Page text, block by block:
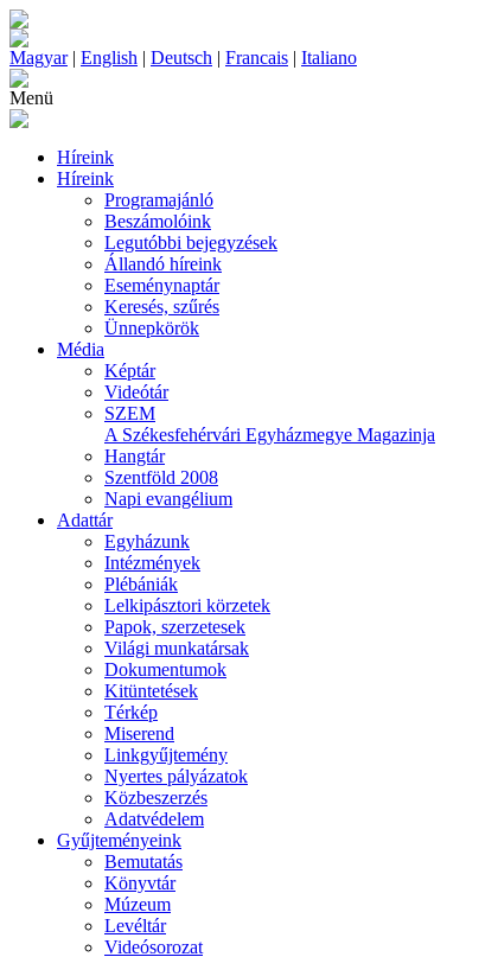
Magyar| English | Deutsch | Francais | Italiano
Menü
Híreink
Híreink
Programajánló
Beszámolóink
Legutóbbi bejegyzések
Állandó híreink
Eseménynaptár
Keresés, szűrés
Ünnepkörök
Média
Képtár
Videótár
SZEM
A Székesfehérvári Egyházmegye Magazinja
Hangtár
Szentföld 2008
Napi evangélium
Adattár
Egyházunk
Intézmények
Plébániák
Lelkipásztori körzetek
Papok, szerzetesek
Világi munkatársak
Dokumentumok
Kitüntetések
Térkép
Miserend
Linkgyűjtemény
Nyertes pályázatok
Közbeszerzés
Adatvédelem
Gyűjteményeink
Bemutatás
Könyvtár
Múzeum
Levéltár
Videósorozat